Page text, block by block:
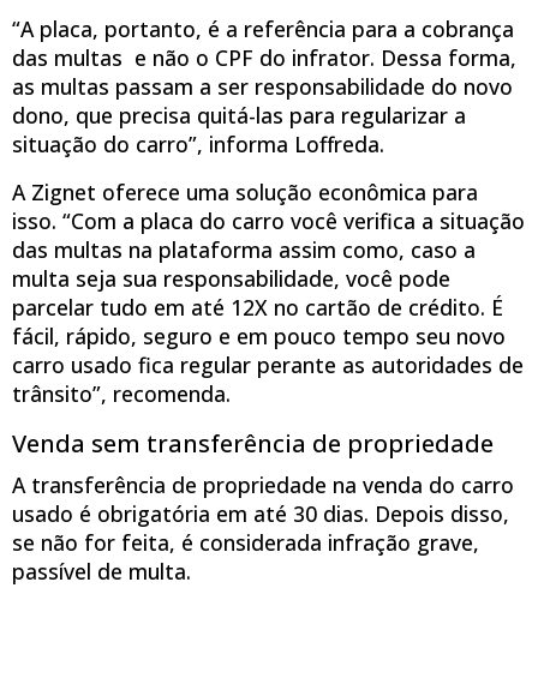
“A placa, portanto, é a referência para a cobrança
das multas e não o CPF do infrator. Dessa forma,
as multas passam a ser responsabilidade do novo
dono, que precisa quitá-las para regularizar a
situação do carro”, informa Loffreda.
A Zignet oferece uma solução econômica para
isso. “Com a placa do carro você verifica a situação
das multas na plataforma assim como, caso a
multa seja sua responsabilidade, você pode
parcelar tudo em até 12X no cartão de crédito. É
fácil, rápido, seguro e em pouco tempo seu novo
carro usado fica regular perante as autoridades de
trânsito”, recomenda.
Venda sem transferência de propriedade
A transferência de propriedade na venda do carro
usado é obrigatória em até 30 dias. Depois disso,
se não for feita, é considerada infração grave,
passível de multa.